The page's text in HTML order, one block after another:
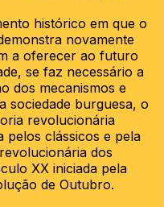
histórico em que o
novamente
a oferecer ao futuro
se faz necessário a
dos mecanismos e
sociedade burguesa, o
revolucionária
pelos clássicos e pela
dos
XX iniciada pela
de Outubro.